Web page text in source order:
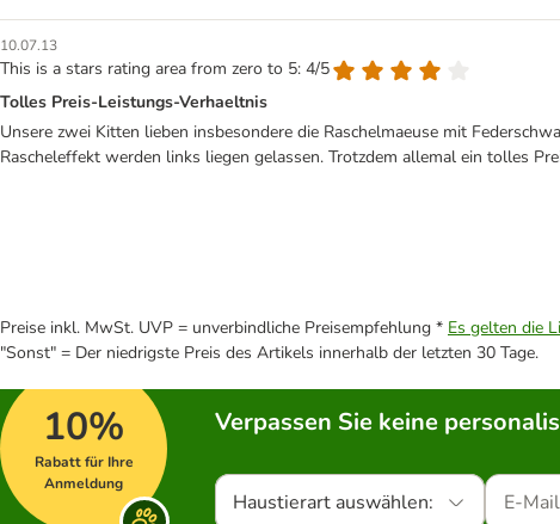
10.07.13
This is a stars rating area from zero to 5: 4/5
Tolles Preis-Leistungs-Verhaeltnis
Unsere zwei Kitten lieben insbesondere die Raschelmaeuse mit
Rascheleffekt werden links liegen gelassen. Trotzdem allemal ein tolles
Preise inkl. MwSt. UVP = unverbindliche Preisempfehlung * Es gelten die
"Sonst" = Der niedrigste Preis des Artikels innerhalb der letzten 30 Tage.
10%
Rabatt für Ihre
Anmeldung
Verpassen Sie keine
Haustierart auswählen: